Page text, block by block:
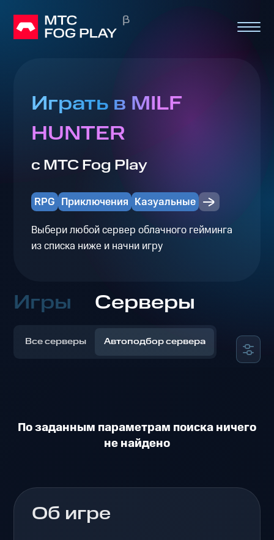
Играть в MILF
HUNTER
с МТС Fog Play
RPG Приключения Казуальные
Выбери любой сервер облачного гейминга
из списка ниже и начни игру
Игры Серверы
Все серверы Автоподбор сервера
По заданным параметрам поиска ничего
не найдено
Об игре